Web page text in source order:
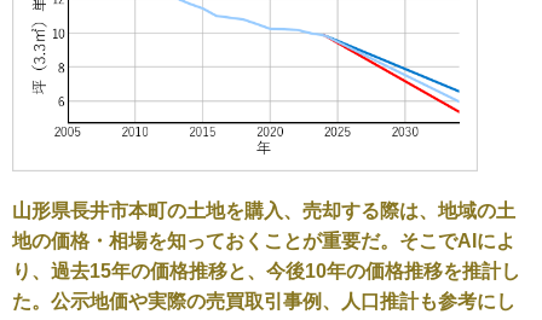
山形県長井市本町の土地を購入、売却する際は、地域の土
地の価格・相場を知っておくことが重要だ。そこでAIによ
り、過去15年の価格推移と、今後10年の価格推移を推計し
た。公示地価や実際の売買取引事例、人口推計も参考にし